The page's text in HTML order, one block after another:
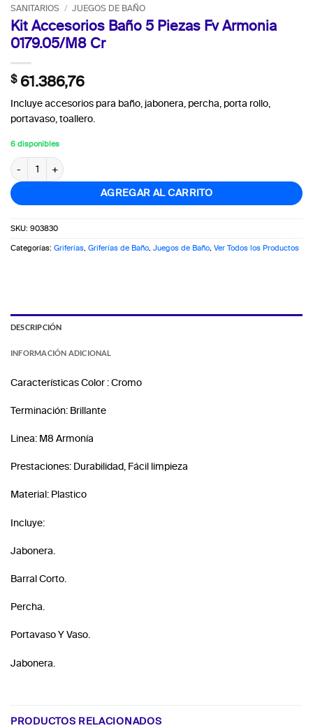
SANITARIOS / JUEGOS DE BAÑO
Kit Accesorios Baño 5 Piezas Fv Armonia
0179.05/M8 Cr
$61.386,76
Incluye accesorios para baño, jabonera, percha, porta rollo,
portavaso, toallero.
6 disponibles
Kit Accesorios Baño 5 Piezas Fv Armonia 0179.05/M8 Cr cantidad
AGREGAR AL CARRITO
SKU: 903830
Categorías: Griferías Griferías de Baño Juegos de Baño Ver Todos los Productos
DESCRIPCIÓN
INFORMACIÓN ADICIONAL
Características Color : Cromo
Terminación: Brillante
Linea: M8 Armonía
Prestaciones: Durabilidad, Fácil limpieza
Material: Plastico
Incluye:
Jabonera.
Barral Corto.
Percha.
Portavaso Y Vaso.
Jabonera.
PRODUCTOS RELACIONADOS